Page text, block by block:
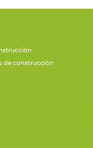
de construcción